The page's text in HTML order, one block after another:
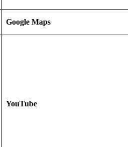
Google Maps
YouTube